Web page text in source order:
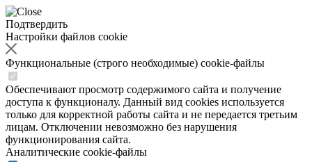
Подтвердить
Настройки файлов cookie
Функциональные (строго необходимые) cookie-файлы
Обеспечивают просмотр содержимого сайта и получение
доступа к функционалу. Данный вид cookies используется
только для корректной работы сайта и не передается третьим
лицам. Отключении невозможно без нарушения
функционирования сайта.
Аналитические cookie-файлы